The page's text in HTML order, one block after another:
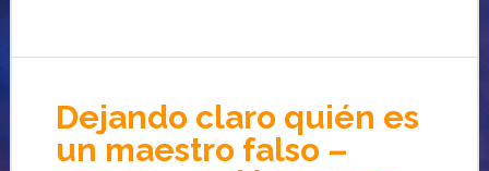
Dejando claro quién es
un maestro falso –